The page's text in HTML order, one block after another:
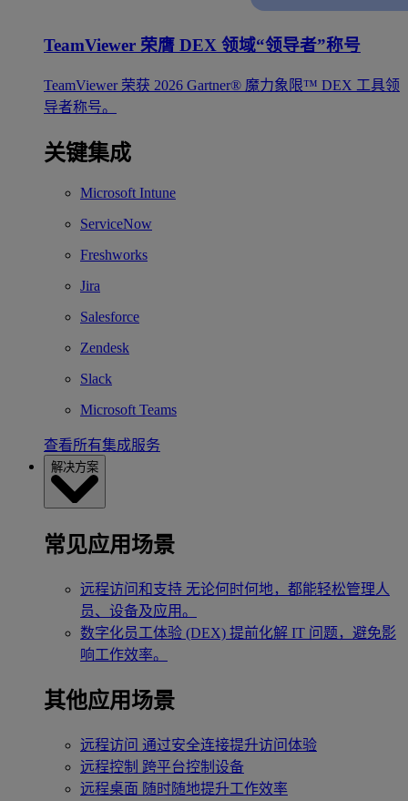
TeamViewer 荣膺 DEX 领域“领导者”称号
TeamViewer 荣获 2026 Gartner® 魔力象限™ DEX 工具领
导者称号。
关键集成
Microsoft Intune
ServiceNow
Freshworks
Jira
Salesforce
Zendesk
Slack
Microsoft Teams
查看所有集成服务
解决方案
常见应用场景
远程访问和支持 无论何时何地，都能轻松管理人
员、设备及应用。
数字化员工体验 (DEX) 提前化解 IT 问题，避免影
响工作效率。
其他应用场景
远程访问 通过安全连接提升访问体验
远程控制 跨平台控制设备
远程桌面 随时随地提升工作效率